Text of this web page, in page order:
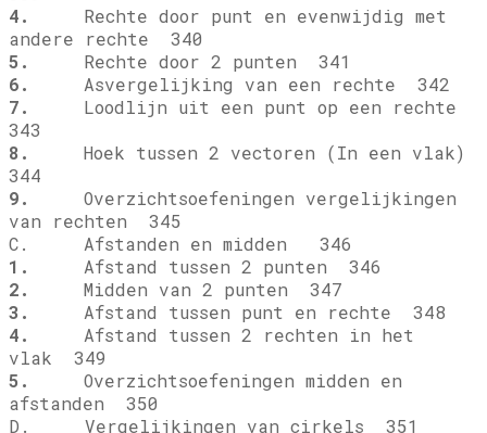
4.
Rechte door punt en evenwijdig met
andere rechte 340
5.
Rechte door 2 punten 341
6.
Asvergelijking van een rechte 342
7.
Loodlijn uit een punt op een rechte
343
8.
Hoek tussen 2 vectoren (In een vlak)
344
9.
Overzichtsoefeningen vergelijkingen
van rechten 345
C. Afstanden en midden 346
1.
Afstand tussen 2 punten 346
2.
Midden van 2 punten 347
3.
Afstand tussen punt en rechte 348
4.
Afstand tussen 2 rechten in het
vlak 349
5.
Overzichtsoefeningen midden en
afstanden 350
D. Vergelijkingen van cirkels 351